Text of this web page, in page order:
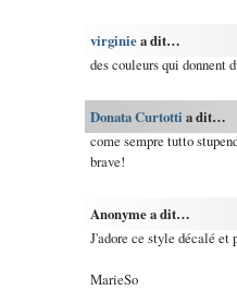
virginiea dit…
des couleurs qui donnent
Donata Curtotti a dit…
come sempre tutto
brave!
Anonyme a dit…
J'adore ce style décalé
MarieSo